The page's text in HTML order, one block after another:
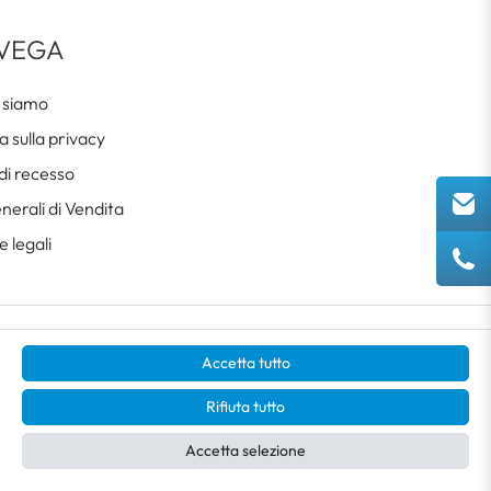
sulla privacy
recesso
di Vendita
legali
Germania.
Accetta tutto
Rifiuta tutto
Accetta selezione